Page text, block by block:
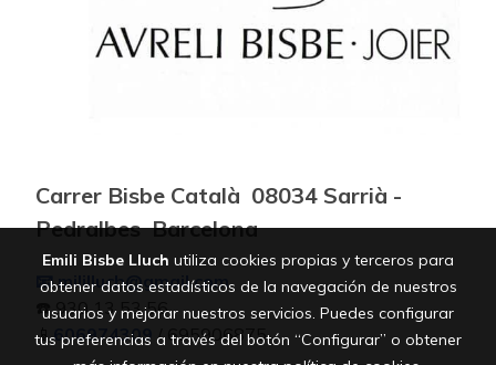
Carrer Bisbe Català 08034 Sarrià -
Pedralbes Barcelona
📧 mililluch@gmail.com
☎️ 930 13 53 56
📱606974309 / 695906875
Emili Bisbe Lluch utiliza cookies propias y terceros para
obtener datos estadísticos de la navegación de nuestros
usuarios y mejorar nuestros servicios. Puedes configurar
tus preferencias a través del botón “Configurar” o obtener